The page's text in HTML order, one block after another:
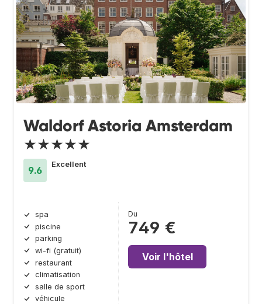
Waldorf Astoria Amsterdam
★★★★★
9.6
Excellent
spa
piscine
parking
wi-fi (gratuit)
restaurant
climatisation
salle de sport
véhicule
Du
749 €
Voir l'hôtel